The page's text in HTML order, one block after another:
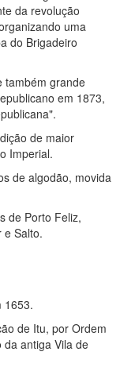
da revolução
uma
do Brigadeiro
também grande
em 1873,
de maior
Imperial.
de algodão, movida
de Porto Feliz,
e Salto.
1653.
de Itu, por Ordem
antiga Vila de